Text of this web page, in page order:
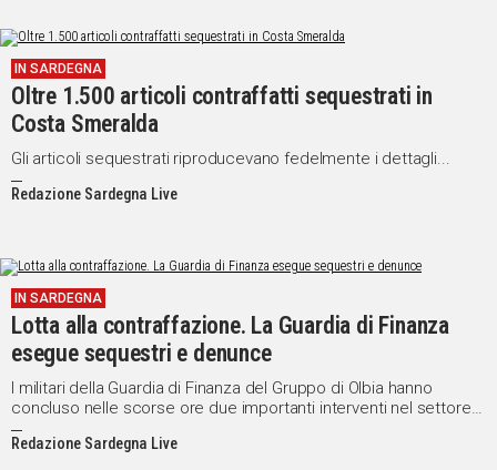
IN SARDEGNA
Oltre 1.500 articoli contraffatti sequestrati in
Costa Smeralda
Gli articoli sequestrati riproducevano fedelmente i dettagli...
Redazione Sardegna Live
IN SARDEGNA
Lotta alla contraffazione. La Guardia di Finanza
esegue sequestri e denunce
I militari della Guardia di Finanza del Gruppo di Olbia hanno
concluso nelle scorse ore due importanti interventi nel settore
del contrasto della vendita di merce con marchi contraffatti.
Redazione Sardegna Live